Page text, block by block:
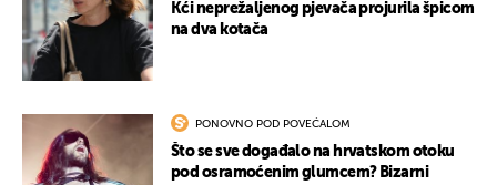
Kći neprežaljenog pjevača projurila špicom
na dva kotača
PONOVNO POD POVEĆALOM
Što se sve događalo na hrvatskom otoku
pod osramoćenim glumcem? Bizarni